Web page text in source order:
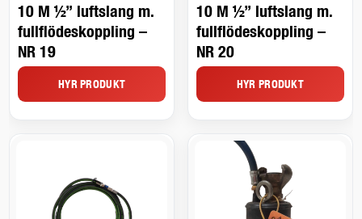
10 M ½” luftslang m.
fullflödeskoppling –
NR 19
HYR PRODUKT
10 M ½” luftslang m.
fullflödeskoppling –
NR 20
HYR PRODUKT